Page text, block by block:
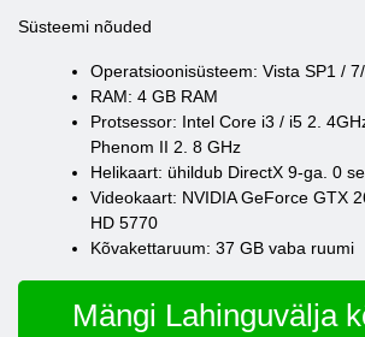
Süsteemi nõuded
Operatsioonisüsteem: Vista SP1 /
RAM: 4 GB RAM
Protsessor: Intel Core i3 / i5 2.
Phenom II 2. 8 GHz
Helikaart: ühildub DirectX 9-ga. 0
Videokaart: NVIDIA GeForce GTX
HD 5770
Kõvakettaruum: 37 GB vaba ruumi
Mängi Lahinguvälja